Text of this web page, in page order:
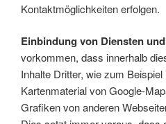
Kontaktmöglichkeiten erfolgen.
Einbindung von Diensten
vorkommen, dass innerhalb
Inhalte Dritter, wie zum
Kartenmaterial von Google-
Grafiken von anderen